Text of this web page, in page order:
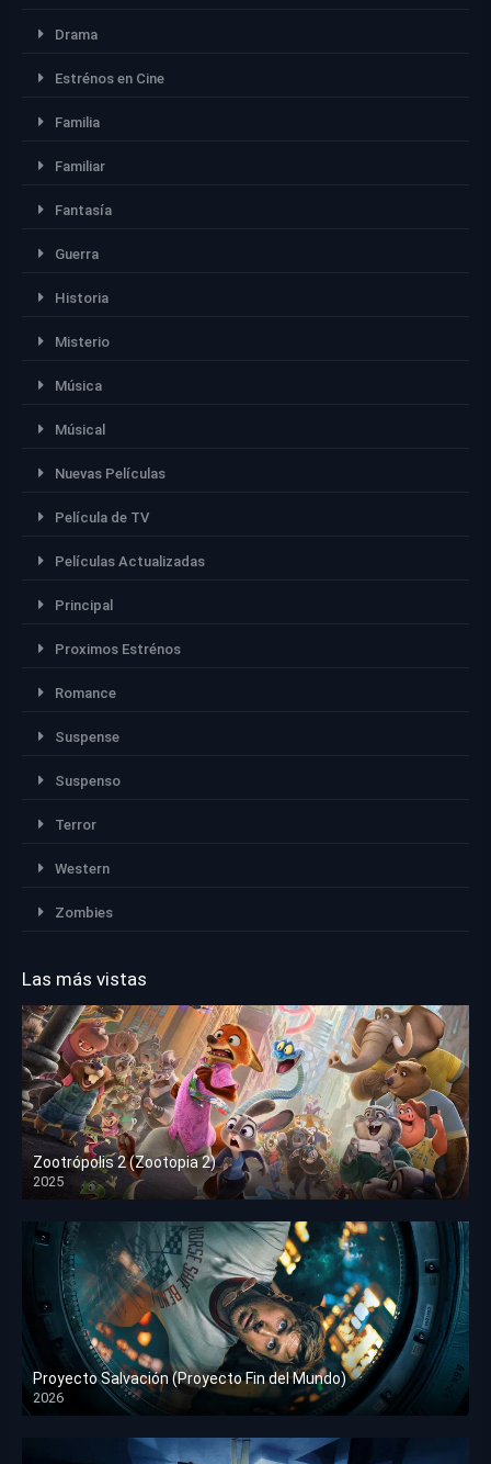
Drama
Estrénos en Cine
Familia
Familiar
Fantasía
Guerra
Historia
Misterio
Música
Músical
Nuevas Películas
Película de TV
Películas Actualizadas
Principal
Proximos Estrénos
Romance
Suspense
Suspenso
Terror
Western
Zombies
Las más vistas
Zootrópolis 2 (Zootopia 2)
2025
HD 1080p
Proyecto Salvación (Proyecto Fin del Mundo)
2026
HD 1080p